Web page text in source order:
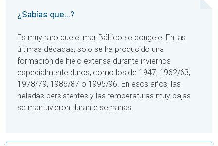
¿Sabías que...?
Es muy raro que el mar Báltico se congele. En las
últimas décadas, solo se ha producido una
formación de hielo extensa durante inviernos
especialmente duros, como los de 1947, 1962/63,
1978/79, 1986/87 o 1995/96. En esos años, las
heladas persistentes y las temperaturas muy bajas
se mantuvieron durante semanas.